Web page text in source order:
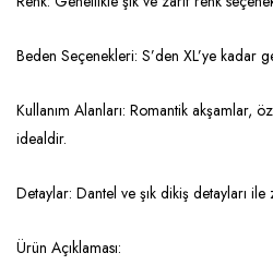
Beden Seçenekleri: S’den XL’ye kadar
Kullanım Alanları: Romantik akşamlar,
idealdir.
Detaylar: Dantel ve şık dikiş detayları ile
Ürün Açıklaması: